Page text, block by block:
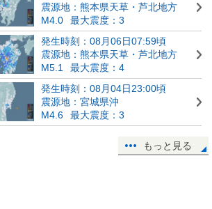
震源地：熊本県天草・芦北地方
M4.0
最大震度：3
発生時刻：08月06日07:59頃
震源地：熊本県天草・芦北地方
M5.1
最大震度：4
発生時刻：08月04日23:00頃
震源地：宮城県沖
M4.6
最大震度：3
もっと見る